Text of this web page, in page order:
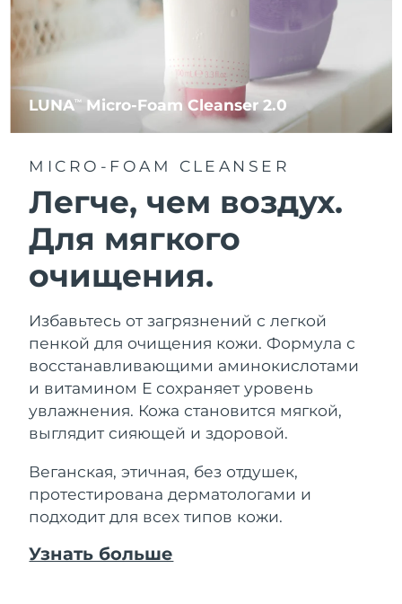
LUNATM Micro-Foam Cleanser 2.0
MICRO-FOAM CLEANSER
Легче, чем воздух.
Для мягкого
очищения.
Избавьтесь от загрязнений с легкой
пенкой для очищения кожи. Формула с
восстанавливающими аминокислотами
и витамином Е сохраняет уровень
увлажнения. Кожа становится мягкой,
выглядит сияющей и здоровой.
Веганская, этичная, без отдушек,
протестирована дерматологами и
подходит для всех типов кожи.
Узнать больше